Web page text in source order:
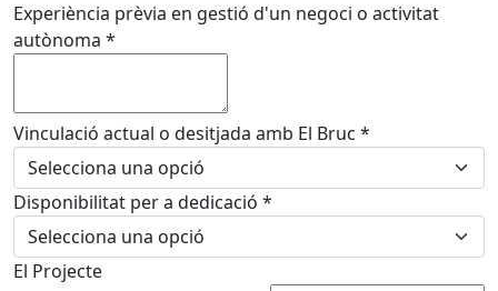
Experiència prèvia en gestió d'un negoci o activitat
autònoma *
Vinculació actual o desitjada amb El Bruc *
Disponibilitat per a dedicació *
El Projecte